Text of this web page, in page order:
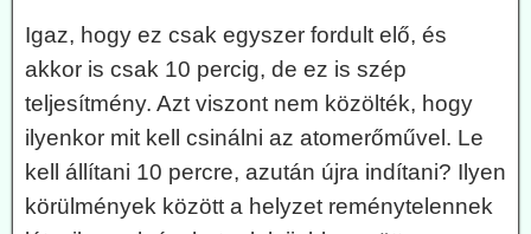
Igaz, hogy ez csak egyszer fordult elő, és
akkor is csak 10 percig, de ez is szép
teljesítmény. Azt viszont nem közölték, hogy
ilyenkor mit kell csinálni az atomerőművel. Le
kell állítani 10 percre, azután újra indítani? Ilyen
körülmények között a helyzet reménytelennek